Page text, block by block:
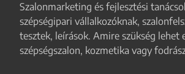
Szalonmarketing és fejlesztési
szépségipari vállalkozóknak,
tesztek, leírások. Amire szükség lehet
szépségszalon, kozmetika vagy